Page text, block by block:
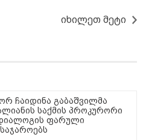
მე ერთი წინადადება
ვთქვა, ის გახდის ნათელს,
რატომ იყო ნია იმნაძე
ქალმა ძვირფასი
ოჯახის რელიკვია,
ნაგავში გადააგდო
9 ტონა ნაგავში
იხილეთ მეტი
ჩაიდინა გაბაშვილმა
საქმის პროკურორი
დიალოგის ფარული